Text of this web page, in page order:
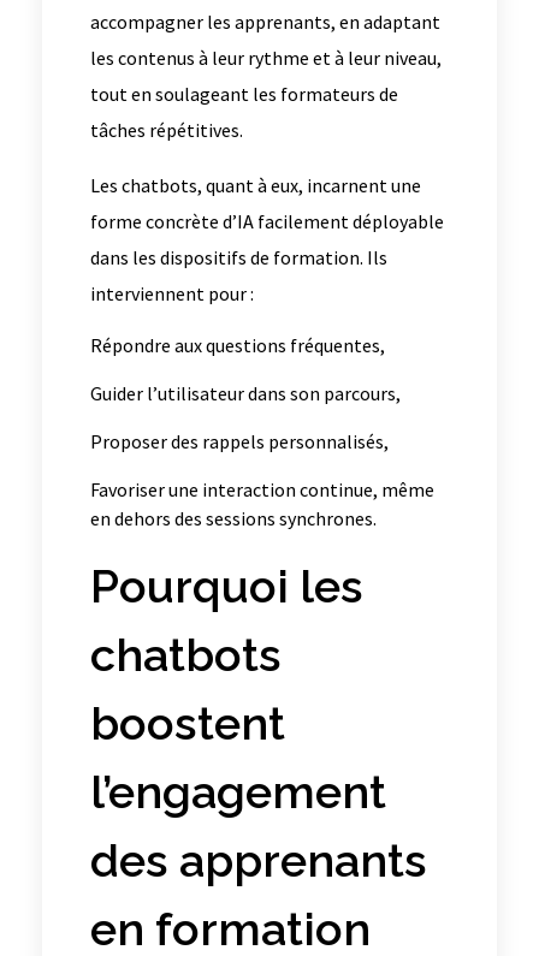
accompagner les apprenants, en adaptant
les contenus à leur rythme et à leur niveau,
tout en soulageant les formateurs de
tâches répétitives.
Les chatbots, quant à eux, incarnent une
forme concrète d’IA facilement déployable
dans les dispositifs de formation. Ils
interviennent pour :
Répondre aux questions fréquentes,
Guider l’utilisateur dans son parcours,
Proposer des rappels personnalisés,
Favoriser une interaction continue, même
en dehors des sessions synchrones.
Pourquoi les
chatbots
boostent
l’engagement
des apprenants
en formation